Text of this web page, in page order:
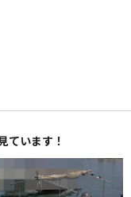
ています！